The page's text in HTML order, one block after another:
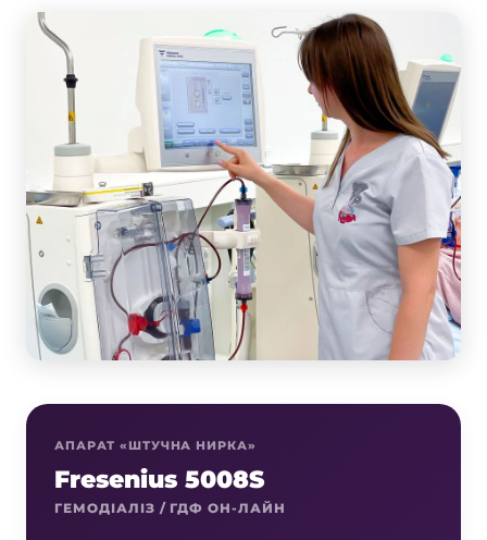
АПАРАТ «ШТУЧНА НИРКА»
Fresenius 5008S
ГЕМОДІАЛІЗ / ГДФ ОН-ЛАЙН